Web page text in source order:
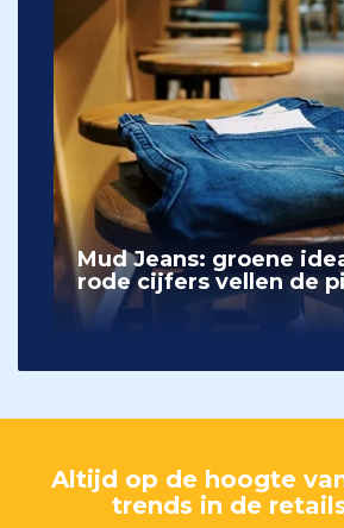
Mud Jeans: groene
rode cijfers vellen de
Altijd op de hoogte
trends in de